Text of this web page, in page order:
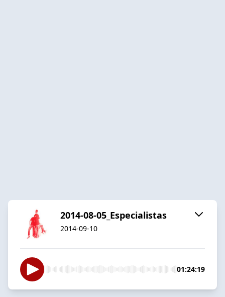
2014-08-05_Especialistas
2014-09-10
01:24:19